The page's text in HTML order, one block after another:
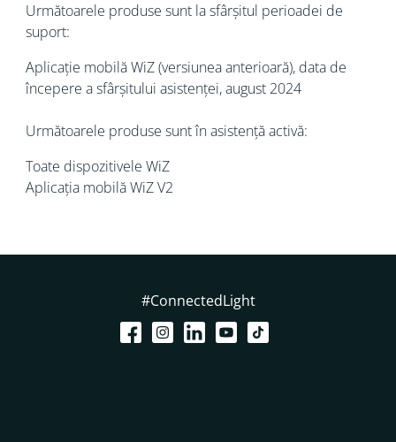
Următoarele produse sunt la sfârșitul perioadei de
suport:
Aplicație mobilă WiZ (versiunea anterioară), data de
începere a sfârșitului asistenței, august 2024
Următoarele produse sunt în asistență activă:
Toate dispozitivele WiZ
Aplicația mobilă WiZ V2
#ConnectedLight